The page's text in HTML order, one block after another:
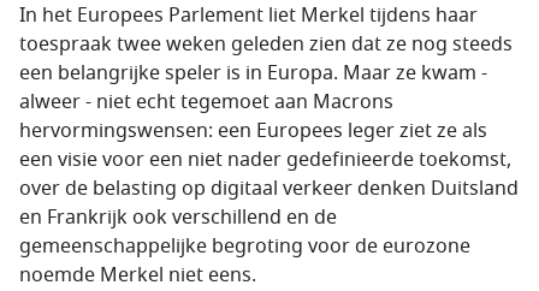
In het Europees Parlement liet Merkel tijdens haar
toespraak twee weken geleden zien dat ze nog steeds
een belangrijke speler is in Europa. Maar ze kwam -
alweer - niet echt tegemoet aan Macrons
hervormingswensen: een Europees leger ziet ze als
een visie voor een niet nader gedefinieerde toekomst,
over de belasting op digitaal verkeer denken Duitsland
en Frankrijk ook verschillend en de
gemeenschappelijke begroting voor de eurozone
noemde Merkel niet eens.